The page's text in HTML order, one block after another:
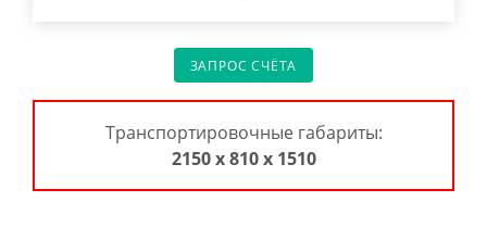
ЗАПРОС СЧЁТА
Транспортировочные габариты:
2150 х 810 х 1510